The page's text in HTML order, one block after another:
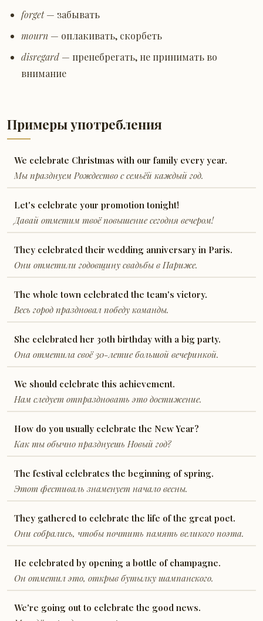
forget— забывать
mourn — оплакивать, скорбеть
disregard — пренебрегать, не принимать во
внимание
Примеры употребления
We celebrate Christmas with our family every year.
Мы празднуем Рождество с семьёй каждый год.
Let's celebrate your promotion tonight!
Давай отметим твоё повышение сегодня вечером!
They celebrated their wedding anniversary in Paris.
Они отметили годовщину свадьбы в Париже.
The whole town celebrated the team's victory.
Весь город праздновал победу команды.
She celebrated her 30th birthday with a big party.
Она отметила своё 30-летие большой вечеринкой.
We should celebrate this achievement.
Нам следует отпраздновать это достижение.
How do you usually celebrate the New Year?
Как ты обычно празднуешь Новый год?
The festival celebrates the beginning of spring.
Этот фестиваль знаменует начало весны.
They gathered to celebrate the life of the great poet.
Они собрались, чтобы почтить память великого поэта.
He celebrated by opening a bottle of champagne.
Он отметил это, открыв бутылку шампанского.
We're going out to celebrate the good news.